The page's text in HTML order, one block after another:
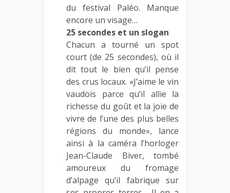
du festival Paléo. Manque
encore un visage…
25 secondes et un slogan
Chacun a tourné un spot
court (de 25 secondes), où il
dit tout le bien qu’il pense
des crus locaux. «J’aime le vin
vaudois parce qu’il allie la
richesse du goût et la joie de
vivre de l’une des plus belles
régions du monde», lance
ainsi à la caméra l’horloger
Jean-Claude Biver, tombé
amoureux du fromage
d’alpage qu’il fabrique sur